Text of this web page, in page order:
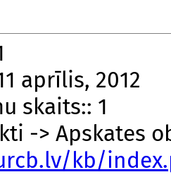
aprīlis, 2012
skaits:: 1
-> Apskates
kb/